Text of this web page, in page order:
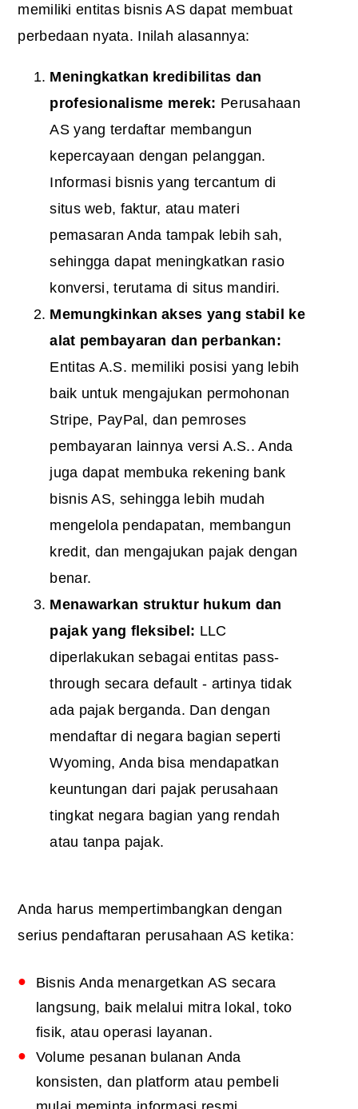
memiliki entitas bisnis AS dapat membuat
perbedaan nyata. Inilah alasannya:
Meningkatkan kredibilitas dan
profesionalisme merek: Perusahaan
AS yang terdaftar membangun
kepercayaan dengan pelanggan.
Informasi bisnis yang tercantum di
situs web, faktur, atau materi
pemasaran Anda tampak lebih sah,
sehingga dapat meningkatkan rasio
konversi, terutama di situs mandiri.
Memungkinkan akses yang stabil ke
alat pembayaran dan perbankan:
Entitas A.S. memiliki posisi yang lebih
baik untuk mengajukan permohonan
Stripe, PayPal, dan pemroses
pembayaran lainnya versi A.S.. Anda
juga dapat membuka rekening bank
bisnis AS, sehingga lebih mudah
mengelola pendapatan, membangun
kredit, dan mengajukan pajak dengan
benar.
Menawarkan struktur hukum dan
pajak yang fleksibel: LLC
diperlakukan sebagai entitas pass-
through secara default - artinya tidak
ada pajak berganda. Dan dengan
mendaftar di negara bagian seperti
Wyoming, Anda bisa mendapatkan
keuntungan dari pajak perusahaan
tingkat negara bagian yang rendah
atau tanpa pajak.
Anda harus mempertimbangkan dengan
serius pendaftaran perusahaan AS ketika:
Bisnis Anda menargetkan AS secara
langsung, baik melalui mitra lokal, toko
fisik, atau operasi layanan.
Volume pesanan bulanan Anda
konsisten, dan platform atau pembeli